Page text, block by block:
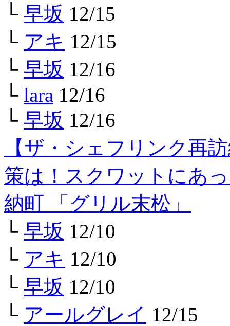
└ 早坂 12/15
└ アキ 12/15
└ 早坂 12/16
└ lara 12/16
└ 早坂 12/16
【ザ・シェフリンク再
策は！スクワットにあ
納町 「グリル末松」
└ 早坂 12/10
└ アキ 12/10
└ 早坂 12/10
└ アールグレイ 12/15